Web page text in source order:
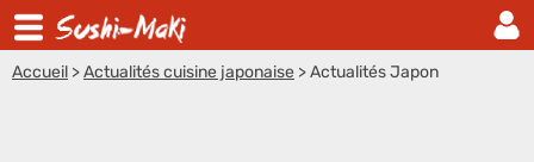
Accueil >Actualités cuisine japonaise >Actualités Japon